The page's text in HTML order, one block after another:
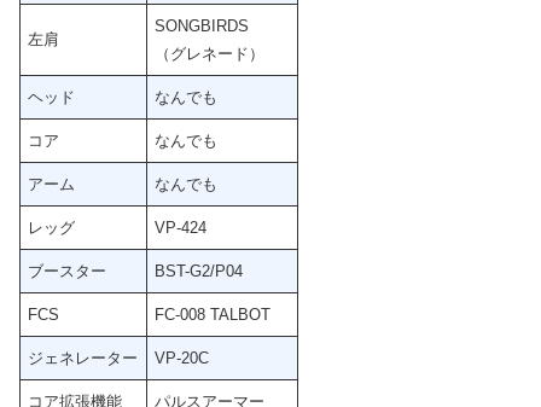
左肩
SONGBIRDS
（グレネード）
ヘッド なんでも
コア なんでも
アーム なんでも
レッグ VP-424
ブースター BST-G2/P04
FCS FC-008 TALBOT
ジェネレーター VP-20C
コア拡張機能 パルスアーマー